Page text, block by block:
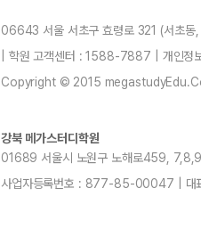
06643 서울 서초구 효령로 321 (서초
| 학원 고객센터 : 1588-7887 | 개인
Copyright © 2015
강북 메가스터디학원
01689 서울시 노원구 노해로459,
사업자등록번호 : 877-85-00047 | 대표